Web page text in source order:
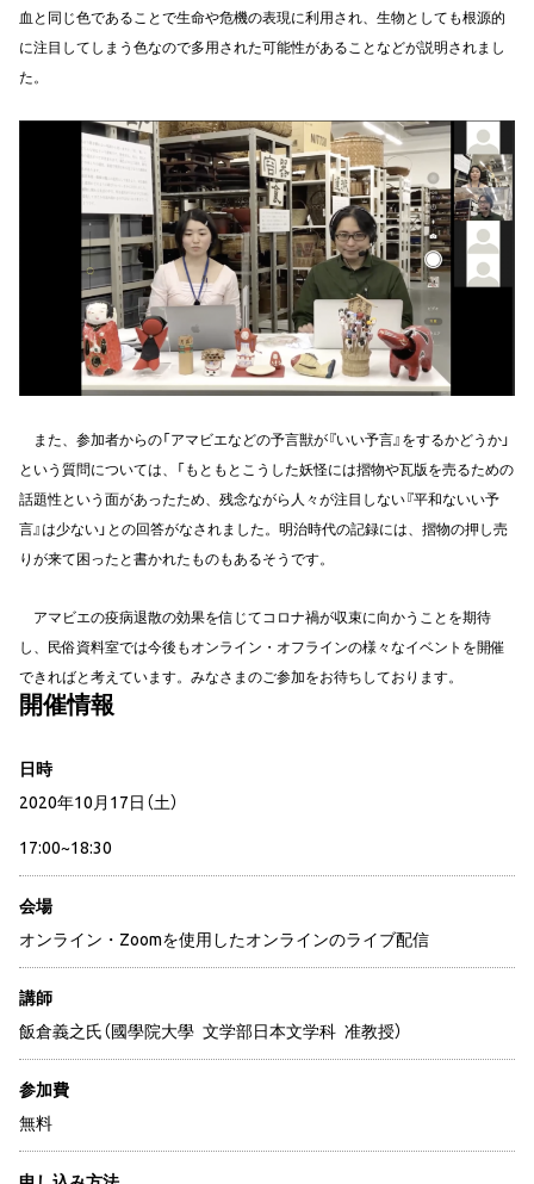
血と同じ色であることで生命や危機の表現に利用され、生物としても根源的
に注目してしまう色なので多用された可能性があることなどが説明されまし
た。
また、参加者からの「アマビエなどの予言獣が『いい予言』をするかどうか」
という質問については、「もともとこうした妖怪には摺物や瓦版を売るための
話題性という面があったため、残念ながら人々が注目しない『平和ないい予
言』は少ない」との回答がなされました。明治時代の記録には、摺物の押し売
りが来て困ったと書かれたものもあるそうです。
アマビエの疫病退散の効果を信じてコロナ禍が収束に向かうことを期待
し、民俗資料室では今後もオンライン・オフラインの様々なイベントを開催
できればと考えています。みなさまのご参加をお待ちしております。
開催情報
日時
2020年10月17日（土）
17:00~18:30
会場
オンライン・Zoomを使用したオンラインのライブ配信
講師
飯倉義之氏（國學院大學 文学部日本文学科 准教授）
参加費
無料